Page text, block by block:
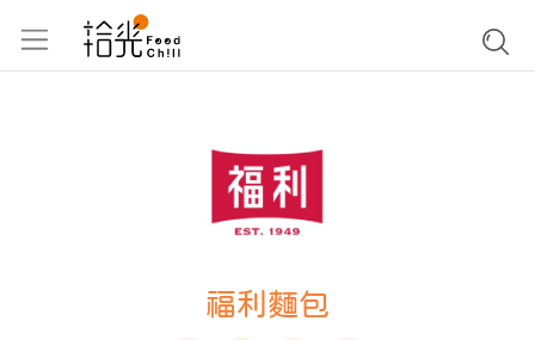
福利麵包